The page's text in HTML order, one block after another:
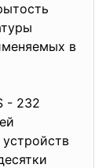
в
- 232